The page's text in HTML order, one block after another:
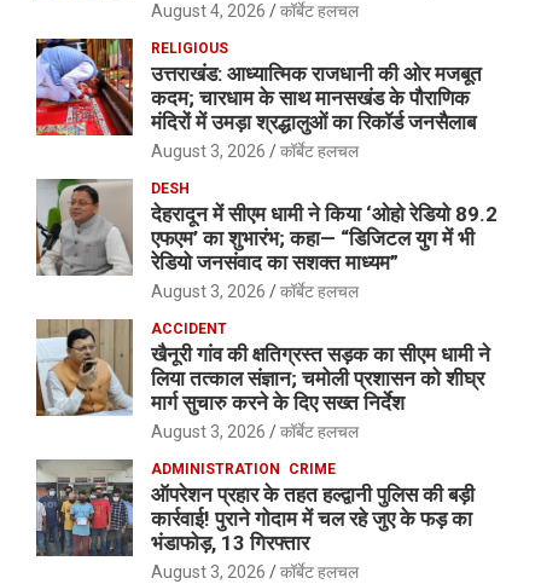
August 4, 2026 कॉर्बेट हलचल
RELIGIOUS
उत्तराखंड: आध्यात्मिक राजधानी की ओर मजबूत
कदम; चारधाम के साथ मानसखंड के पौराणिक
मंदिरों में उमड़ा श्रद्धालुओं का रिकॉर्ड जनसैलाब
August 3, 2026 कॉर्बेट हलचल
DESH
देहरादून में सीएम धामी ने किया ‘ओहो रेडियो 89.2
एफएम’ का शुभारंभ; कहा— “डिजिटल युग में भी
रेडियो जनसंवाद का सशक्त माध्यम”
August 3, 2026 कॉर्बेट हलचल
ACCIDENT
खैनूरी गांव की क्षतिग्रस्त सड़क का सीएम धामी ने
लिया तत्काल संज्ञान; चमोली प्रशासन को शीघ्र
मार्ग सुचारु करने के दिए सख्त निर्देश
August 3, 2026 कॉर्बेट हलचल
ADMINISTRATION CRIME
ऑपरेशन प्रहार के तहत हल्द्वानी पुलिस की बड़ी
कार्रवाई! पुराने गोदाम में चल रहे जुए के फड़ का
भंडाफोड़, 13 गिरफ्तार
August 3, 2026 कॉर्बेट हलचल